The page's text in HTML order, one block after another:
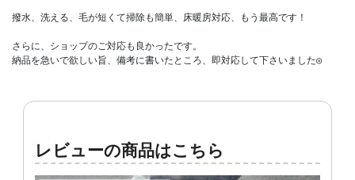
撥水、洗える、毛が短くて掃除も簡単、床暖房対応、もう最高です！
さらに、ショップのご対応も良かったです。
納品を急いで欲しい旨、備考に書いたところ、即対応して下さいました◎
レビューの商品はこちら